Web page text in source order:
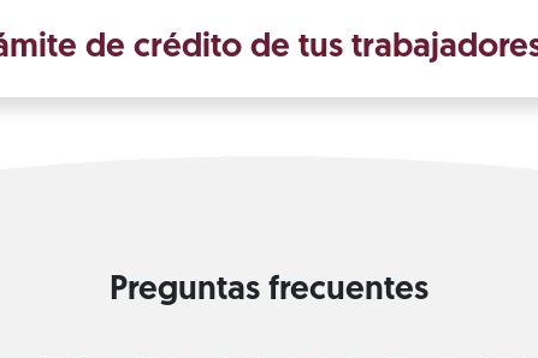
de crédito de tus
Preguntas frecuentes